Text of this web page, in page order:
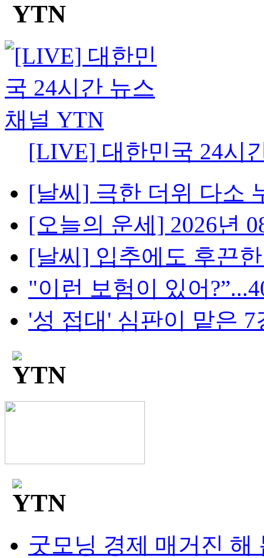
[LIVE] 대한민국 24시
[날씨] 극한 더위 다소
[오늘의 운세] 2026년
[날씨] 입추에도 후끈
"이런 보험이 있어
'성 접대' 심판이 맡은 7
굿모닝 경제 매거진 해